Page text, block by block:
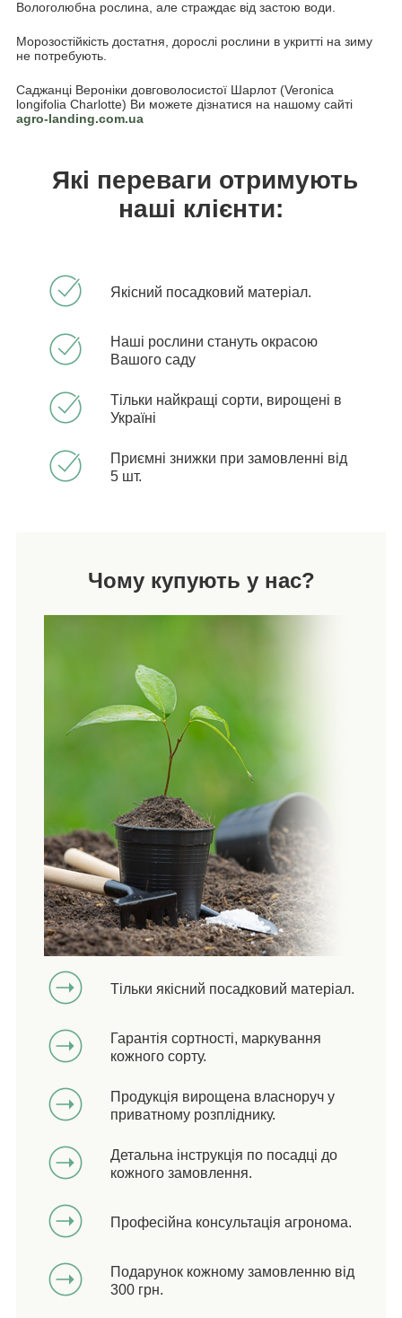
Вологолюбна рослина, але страждає від застою води.
Морозостійкість достатня, дорослі рослини в укритті на зиму
не потребують.
Саджанці Вероніки довговолосистої Шарлот (Veronica
longifolia Charlotte) Ви можете дізнатися на нашому сайті
agro-landing.com.ua
Які переваги отримують
наші клієнти:
Якісний посадковий матеріал.
Наші рослини стануть окрасою
Вашого саду
Тільки найкращі сорти, вирощені в
Україні
Приємні знижки при замовленні від
5 шт.
Чому купують у нас?
Тільки якісний посадковий матеріал.
Гарантія сортності, маркування
кожного сорту.
Продукція вирощена власноруч у
приватному розпліднику.
Детальна інструкція по посадці до
кожного замовлення.
Професійна консультація агронома.
Подарунок кожному замовленню від
300 грн.